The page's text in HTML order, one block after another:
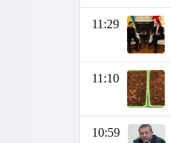
11:29
11:10
10:59